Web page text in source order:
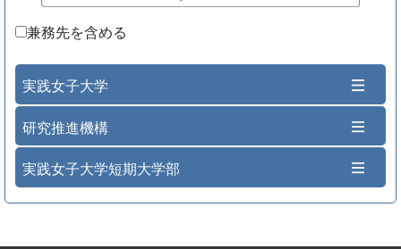
兼務先を含める
実践女子大学
研究推進機構
実践女子大学短期大学部